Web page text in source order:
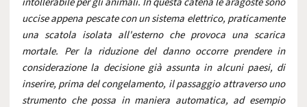
uccise appena pescate con un sistema elettrico, praticamente
una scatola isolata all'esterno che provoca una scarica
mortale. Per la riduzione del danno occorre prendere in
considerazione la decisione già assunta in alcuni paesi, di
inserire, prima del congelamento, il passaggio attraverso uno
strumento che possa in maniera automatica, ad esempio